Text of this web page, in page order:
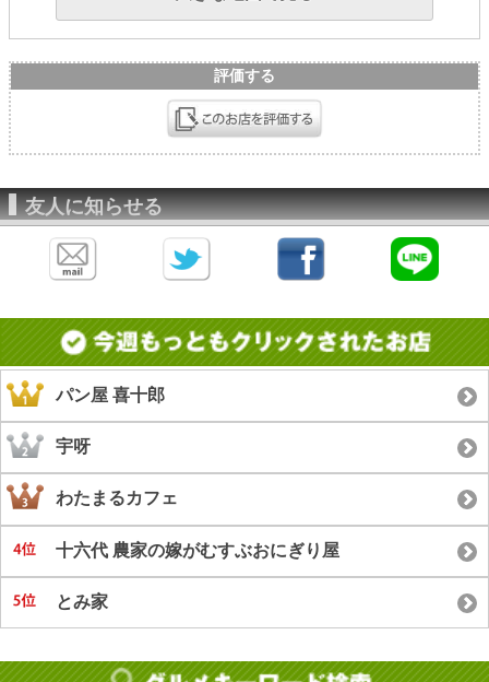
評価する
友人に知らせる
パン屋 喜十郎
宇呀
わたまるカフェ
十六代 農家の嫁がむすぶおにぎり屋
とみ家